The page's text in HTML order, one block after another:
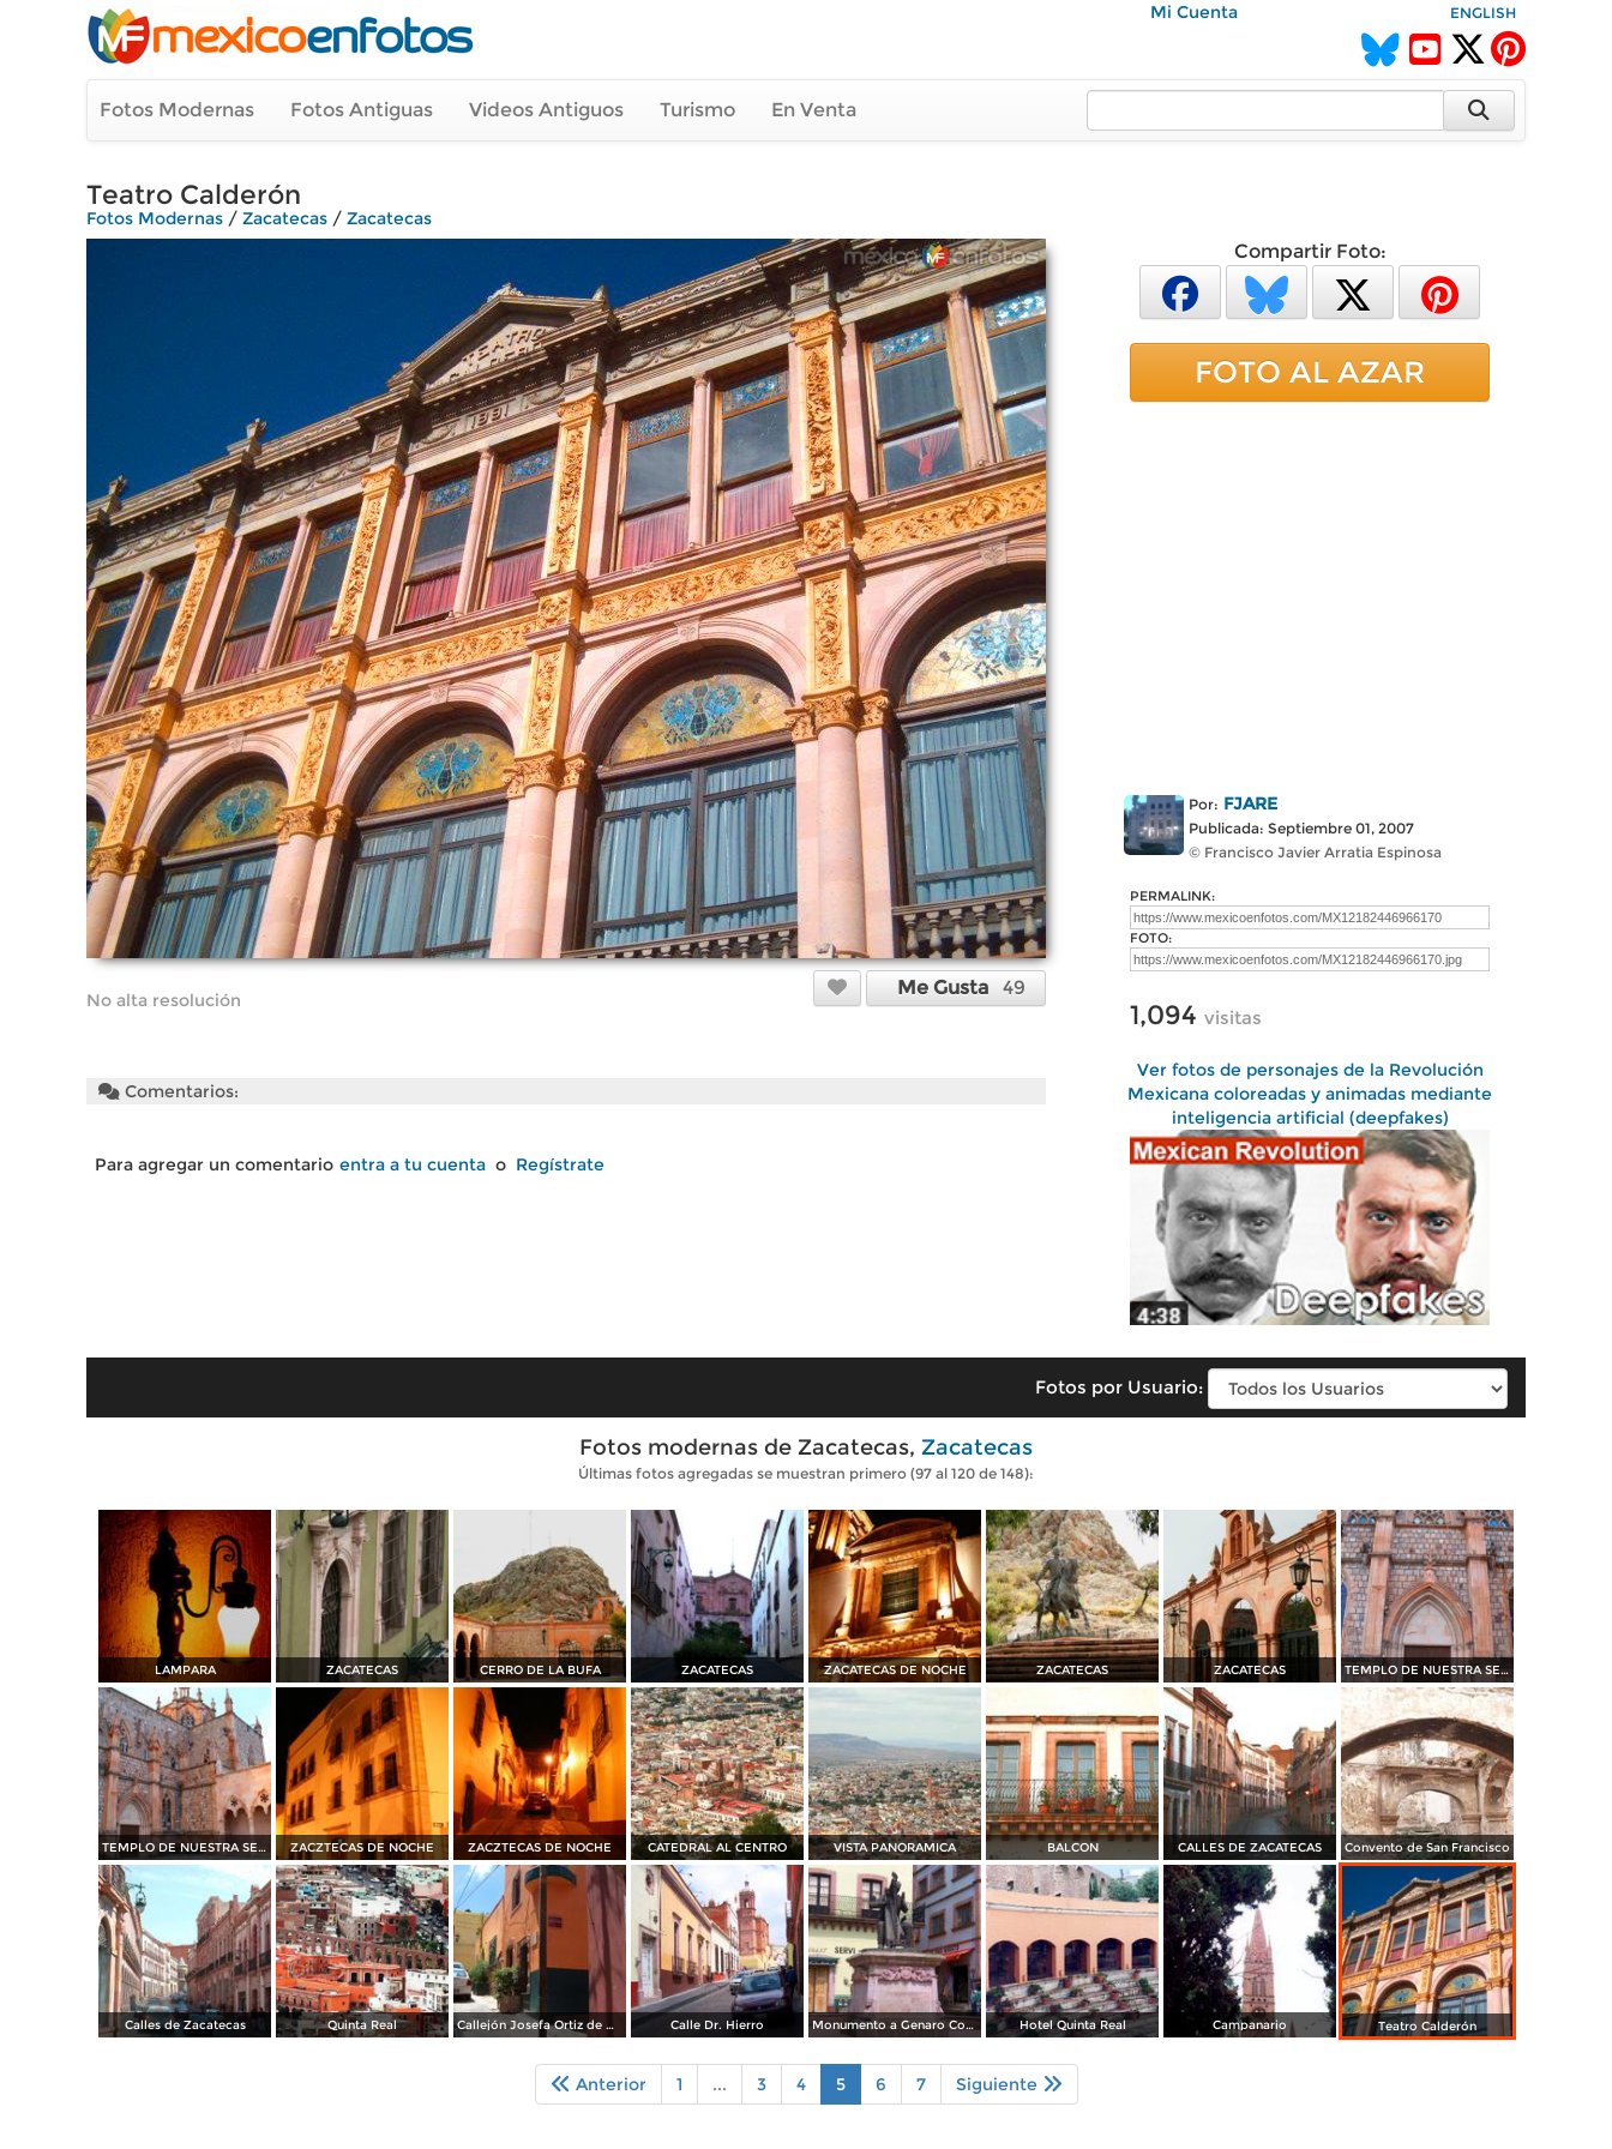
Mi Cuenta ENGLISH
Fotos Modernas Fotos Antiguas Videos Antiguos Turismo En Venta
Teatro Calderón
Fotos Modernas / Zacatecas / Zacatecas
No alta resolución
Me Gusta 49
Comentarios:
Para agregar un comentario entra a tu cuenta o Regístrate
Compartir Foto:
FOTO AL AZAR
Por: FJARE
Publicada: Septiembre 01, 2007
© Francisco Javier Arratia Espinosa
PERMALINK:
FOTO:
1,094 visitas
Ver fotos de personajes de la Revolución
Mexicana coloreadas y animadas mediante
inteligencia artificial (deepfakes)
Fotos por Usuario:
Fotos modernas de Zacatecas, Zacatecas
Últimas fotos agregadas se muestran primero (97 al 120 de 148):
LAMPARA ZACATECAS CERRO DE LA BUFA ZACATECAS ZACATECAS DE NOCHE ZACATECAS ZACATECAS TEMPLO DE NUESTRA SEÑORA DE FATIMA
TEMPLO DE NUESTRA SEÑORA DE FATIMA ZACZTECAS DE NOCHE ZACZTECAS DE NOCHE CATEDRAL AL CENTRO VISTA PANORAMICA BALCON CALLES DE ZACATECAS Convento de San Francisco
Calles de Zacatecas Quinta Real Callejón Josefa Ortiz de Domínguez Calle Dr. Hierro Monumento a Genaro Codina Hotel Quinta Real Campanario Teatro Calderón
Anterior 1 ... 3 4 5 6 7 Siguiente